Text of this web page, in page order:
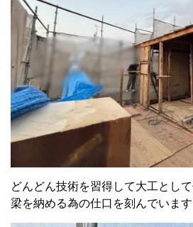
どんどん技術を習得して大工とし
梁を納める為の仕口を刻んでいます